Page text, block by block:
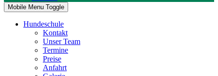
Mobile Menu Toggle
Hundeschule
Kontakt
Unser Team
Termine
Preise
Anfahrt